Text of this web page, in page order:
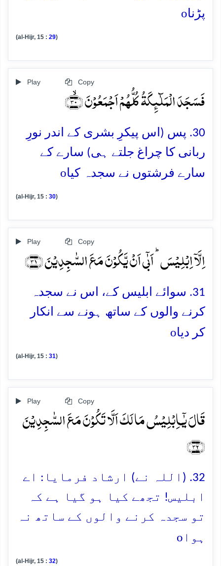
پڑناo
(al-Hijr, 15 : 29)
Play Copy
فَسَجَدَ الۡمَلٰٓئِکَۃُ کُلُّہُمۡ اَجۡمَعُوۡنَ ﴿ۙ۳۰﴾
30. پس (اس پیکرِ بشری کے اندر نورِ
ربانی کا چراغ جلتے ہی) سارے کے
سارے فرشتوں نے سجدہ کیاo
(al-Hijr, 15 : 30)
Play Copy
اِلَّاۤ اِبۡلِیۡسَ ؕ اَبٰۤی اَنۡ یَّکُوۡنَ مَعَ السّٰجِدِیۡنَ ﴿۳۱﴾
31. سوائے ابلیس کے، اس نے سجدہ
کرنے والوں کے ساتھ ہونے سے انکار
کر دیاo
(al-Hijr, 15 : 31)
Play Copy
قَالَ یٰۤـاِبۡلِیۡسُ مَا لَکَ اَلَّا تَکُوۡنَ مَعَ السّٰجِدِیۡنَ
﴿۳۲﴾
32. (اللہ نے) ارشاد فرمایا: اے
ابلیس! تجھے کیا ہو گیا ہے کہ
تو سجدہ کرنے والوں کے ساتھ نہ
ہوا o
(al-Hijr, 15 : 32)